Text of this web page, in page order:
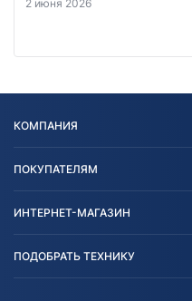
2 июня 2026
КОМПАНИЯ
Блог
ПОКУПАТЕЛЯМ
Согласие на обработку
ИНТЕРНЕТ-МАГАЗИН
Агротехника
ПОДОБРАТЬ ТЕХНИКУ